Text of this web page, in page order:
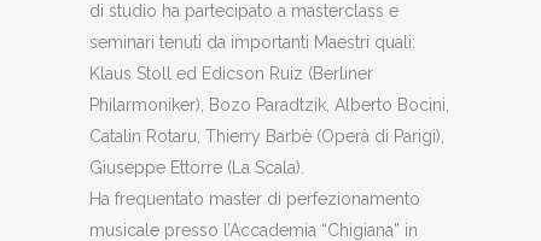
di studio ha partecipato a masterclass e
seminari tenuti da importanti Maestri quali:
Klaus Stoll ed Edicson Ruiz (Berliner
Philarmoniker), Bozo Paradtzik, Alberto Bocini,
Catalin Rotaru, Thierry Barbè (Operà di Parigi),
Giuseppe Ettorre (La Scala).
Ha frequentato master di perfezionamento
musicale presso l’Accademia “Chigiana” in